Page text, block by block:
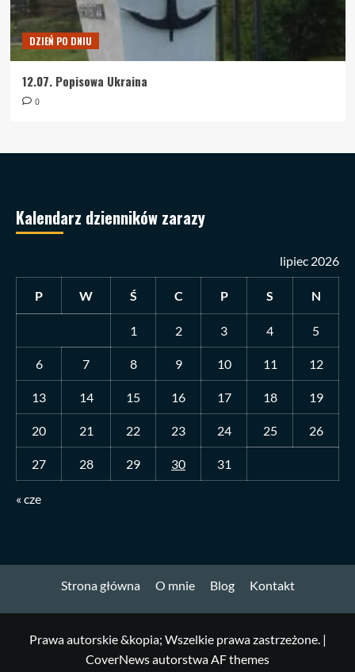
DZIEŃ PO DNIU
12.07. Popisowa Ukraina
0
Kalendarz dzienników zarazy
lipiec 2026
P W Ś C P S N
1 2 3 4 5
6 7 8 9 10 11 12
13 14 15 16 17 18 19
20 21 22 23 24 25 26
27 28 29 30 31
« cze
Strona główna O mnie Blog Kontakt
Prawa autorskie &kopia; Wszelkie prawa zastrzeżone. |
CoverNewsautorstwa AF themes